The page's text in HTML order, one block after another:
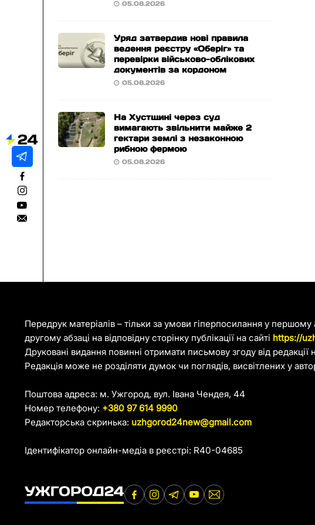
05.08.2026
Уряд затвердив нові правила
ведення реєстру «Оберіг» та
перевірки військово-облікових
документів за кордоном
05.08.2026
На Хустщині через суд
вимагають звільнити майже 2
гектари землі з незаконною
рибною фермою
05.08.2026
Передрук матеріалів – тільки за умови гіперпосилання у першому
другому абзаці на відповідну сторінку публікації на сайті https://
Друковані видання повинні отримати письмову згоду від редакції
Редакція може не розділяти думок чи поглядів, висвітлених у
Поштова адреса: м. Ужгород, вул. Івана Чендея, 44
Номер телефону: +380 97 614 9990
Редакторська скринька: uzhgorod24new@gmail.com
Ідентифікатор онлайн-медіа в реєстрі: R40-04685